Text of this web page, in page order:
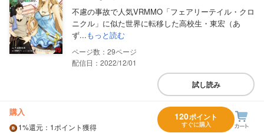
不慮の事故で人気VRMMO「フェアリーテイル・クロ
ニクル」に似た世界に転移した高校生・東宏（あ
ず...もっと読む
29
配信日：2022/12/01
試し読み
購入
1%還元 ：1ポイント獲得
120ポイント
すぐに購入